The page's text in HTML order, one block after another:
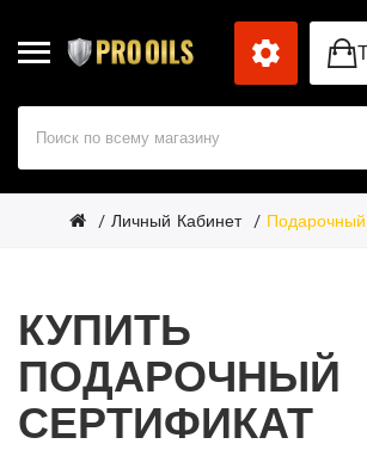
Личный Кабинет
КУПИТЬ
ПОДАРОЧНЫЙ
СЕРТИФИКАТ